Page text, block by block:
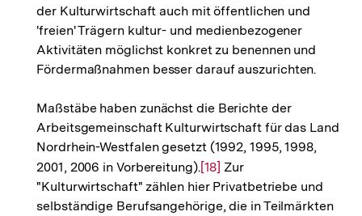
der Kulturwirtschaft auch mit öffentlichen und
'freien' Trägern kultur- und medienbezogener
Aktivitäten möglichst konkret zu benennen und
Fördermaßnahmen besser darauf auszurichten.
Maßstäbe haben zunächst die Berichte der
Arbeitsgemeinschaft Kulturwirtschaft für das Land
Nordrhein-Westfalen gesetzt (1992, 1995, 1998,
2001, 2006 in Vorbereitung).Zur
Auflösung
der
[18] Zur
"Kulturwirtschaft" zählen hier Privatbetriebe und
selbständige Berufsangehörige, die in Teilmärkten